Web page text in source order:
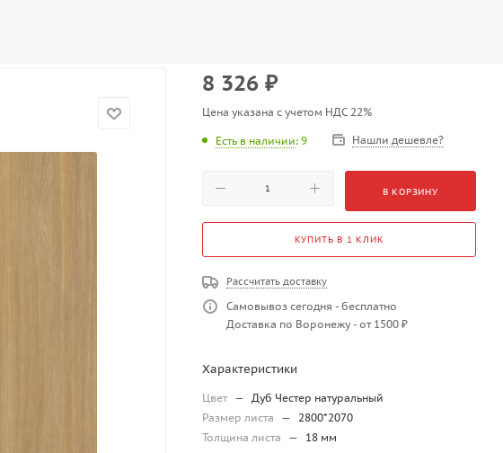
8 326 ₽
Цена указана с учетом НДС 22%
Есть в наличии: 9 Нашли дешевле?
В КОРЗИНУ
КУПИТЬ В 1 КЛИК
Рассчитать доставку
Самовывоз сегодня - бесплатно
Доставка по Воронежу - от 1500 ₽
Характеристики
Цвет — Дуб Честер натуральный
Размер листа
— 2800*2070
Толщина листа
— 18 мм